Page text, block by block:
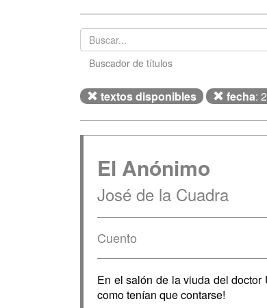
Buscador de títulos
textos disponibles fecha:
El Anónimo
José de la Cuadra
Cuento
En el salón de la viuda del doctor
como tenían que contarse!